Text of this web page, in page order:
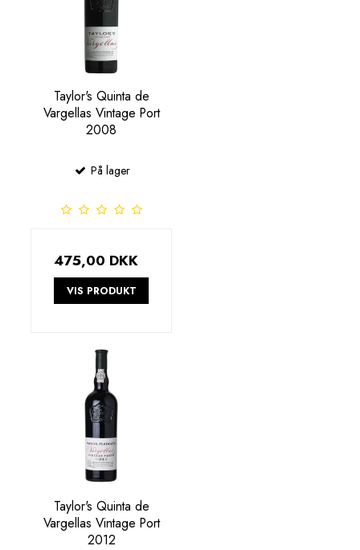
Taylor's Quinta de
Vargellas Vintage Port
2008
På lager
475,00 DKK
VIS PRODUKT
Taylor's Quinta de
Vargellas Vintage Port
2012